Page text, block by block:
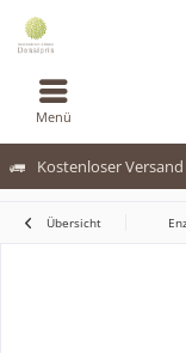
Kostenloser
Menü
Übersicht